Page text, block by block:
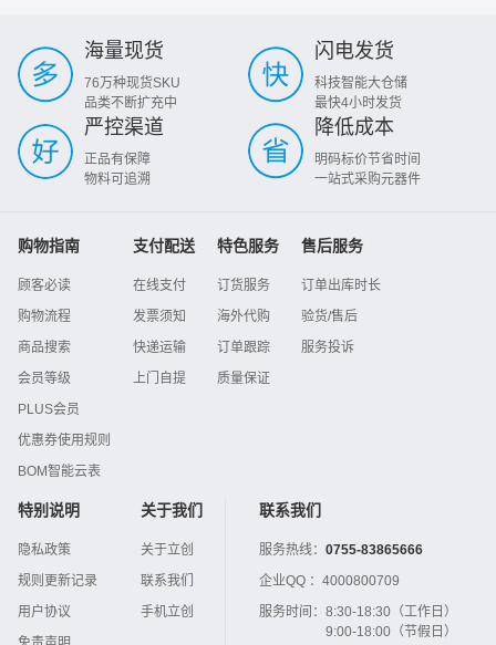
海量现货
76万种现货SKU
品类不断扩充中
闪电发货
科技智能大仓储
最快4小时发货
严控渠道
正品有保障
物料可追溯
降低成本
明码标价节省时间
一站式采购元器件
购物指南
顾客必读
购物流程
商品搜索
会员等级
PLUS会员
优惠券使用规则
BOM智能云表
支付配送
在线支付
发票须知
快递运输
上门自提
特色服务
订货服务
海外代购
订单跟踪
质量保证
售后服务
订单出库时长
验货/售后
服务投诉
特别说明
隐私政策
规则更新记录
用户协议
关于我们
关于立创
联系我们
手机立创
联系我们
服务热线： 0755-83865666
企业QQ ： 4000800709
服务时间： 8:30-18:30（工作日）
9:00-18:00（节假日）